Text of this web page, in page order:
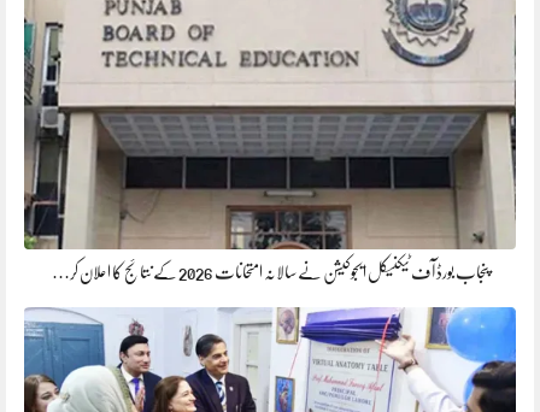
پنجاب بورڈ آف ٹیکنیکل ایجوکیشن نے سالانہ امتحانات 2026 کے نتائج کا اعلان کر…